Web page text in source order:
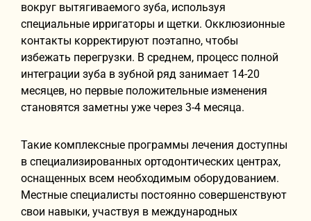
вокруг вытягиваемого зуба, используя
специальные ирригаторы и щетки. Окклюзионные
контакты корректируют поэтапно, чтобы
избежать перегрузки. В среднем, процесс полной
интеграции зуба в зубной ряд занимает 14-20
месяцев, но первые положительные изменения
становятся заметны уже через 3-4 месяца.
Такие комплексные программы лечения доступны
в специализированных ортодонтических центрах,
оснащенных всем необходимым оборудованием.
Местные специалисты постоянно совершенствуют
свои навыки, участвуя в международных